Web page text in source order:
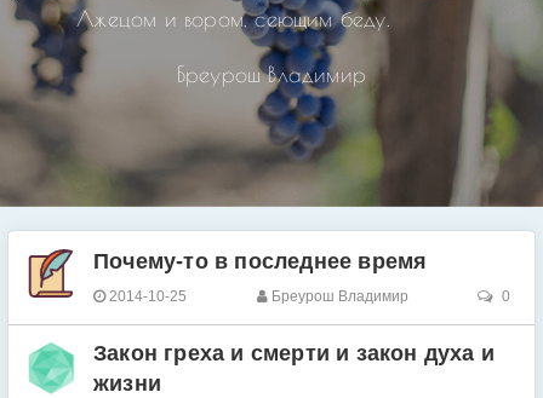
Лжецом и вором, сеющим беду.
Бреурош Владимир
Почему-то в последнее время
2014-10-25 Бреурош Владимир 0
Закон греха и смерти и закон духа и
жизни